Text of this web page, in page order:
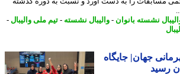
نشسته بانوان- والیبال نشسته-تیم ملی والیبال-
جهان| جایگاه